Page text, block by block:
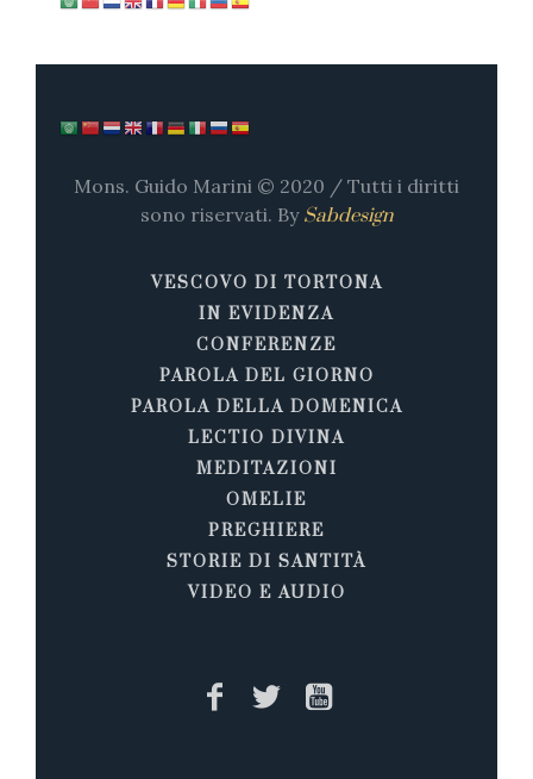
Mons. Guido Marini © 2020 / Tutti i diritti
sono riservati. By Sabdesign
VESCOVO DI TORTONA
IN EVIDENZA
CONFERENZE
PAROLA DEL GIORNO
PAROLA DELLA DOMENICA
LECTIO DIVINA
MEDITAZIONI
OMELIE
PREGHIERE
STORIE DI SANTITÀ
VIDEO E AUDIO